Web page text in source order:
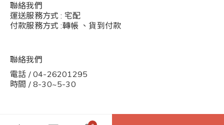
聯絡我們
運送服務方式 : 宅配
付款服務方式 :轉帳 、貨到付款
聯絡我們
電話 / 04-26201295
時間 / 8-30~5-30